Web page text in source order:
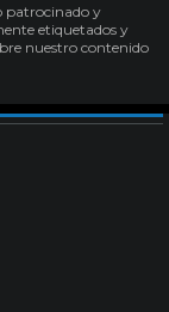
patrocinado y
etiquetados y
nuestro contenido